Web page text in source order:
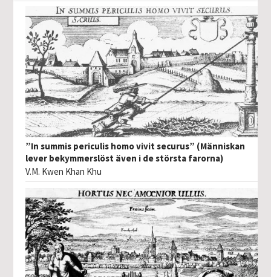
”In summis periculis homo vivit securus” (Människan
lever bekymmerslöst även i de största farorna)
V.M. Kwen Khan Khu